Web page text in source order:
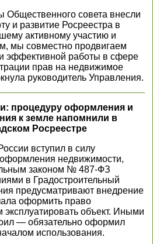
Общественного совета внесли
и развитие Росреестра в
активному участию и
мы совместно продвигаем
эффективной работы в сфере
прав на недвижимое
руководитель Управления.
процедуру оформления и
к земле напомнили в
Росреестре
вступил в силу
недвижимости,
законом № 487-ФЗ
в Градостроительный
предусматривают внедрение
оформить право
объект. Иными
— обязательно оформил
использования.